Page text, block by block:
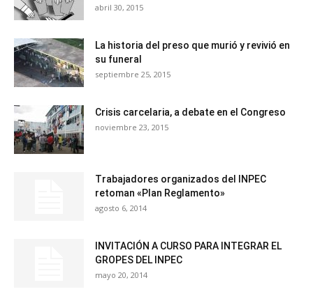
abril 30, 2015
La historia del preso que murió y revivió en
su funeral
septiembre 25, 2015
Crisis carcelaria, a debate en el Congreso
noviembre 23, 2015
Trabajadores organizados del INPEC
retoman «Plan Reglamento»
agosto 6, 2014
INVITACIÓN A CURSO PARA INTEGRAR EL
GROPES DEL INPEC
mayo 20, 2014